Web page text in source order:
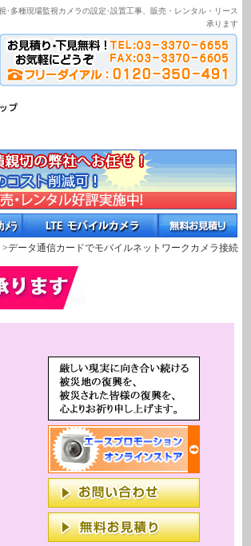
多種現場監視カメラの設定･設置工事、販売・レンタル・リース
承ります
>データ通信カードでモバイルネットワークカメラ接続